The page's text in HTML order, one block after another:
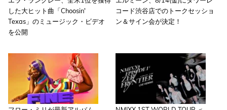
した大ヒット曲「Choosin'
Texas」のミュージック・ビデオ
を公開
コード渋谷店でのトークセッショ
ン＆サイン会が決定！